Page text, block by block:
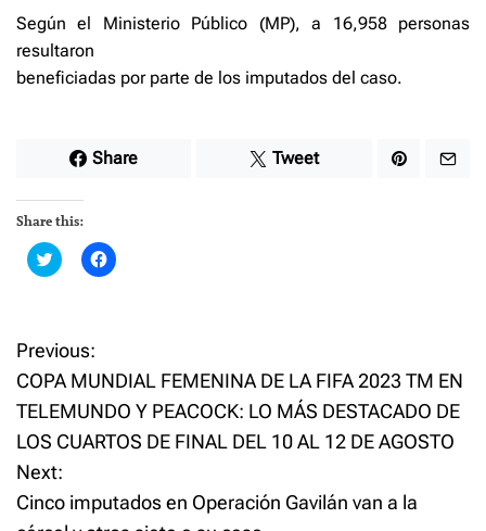
Según el Ministerio Público (MP), a 16,958 personas
resultaron
beneficiadas por parte de los imputados del caso.
Share Tweet
Share this:
C
l
o
s
h
a
e
n
T
w
i
t
t
e
C
l
h
a
e
n
F
e
b
o
P
o
s
t
Previous:
COPA MUNDIAL FEMENINA DE LA FIFA 2023 TM EN
TELEMUNDO Y PEACOCK: LO MÁS DESTACADO DE
LOS CUARTOS DE FINAL DEL 10 AL 12 DE AGOSTO
Next:
Cinco imputados en Operación Gavilán van a la